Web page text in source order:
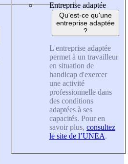
Entreprise adaptée
Qu'est-ce qu'une
entreprise adaptée
?
L'entreprise adaptée
permet à un travailleur
en situation de
handicap d'exercer
une activité
professionnelle dans
des conditions
adaptées à ses
capacités. Pour en
savoir plus, consultez
le site de l’UNEA.